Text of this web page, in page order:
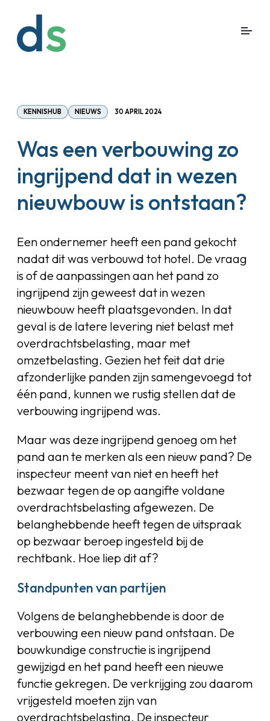
KENNISHUB NIEUWS 30 APRIL 2024
Was een verbouwing zo
ingrijpend dat in wezen
nieuwbouw is ontstaan?
Een ondernemer heeft een pand gekocht
nadat dit was verbouwd tot hotel. De vraag
is of de aanpassingen aan het pand zo
ingrijpend zijn geweest dat in wezen
nieuwbouw heeft plaatsgevonden. In dat
geval is de latere levering niet belast met
overdrachtsbelasting, maar met
omzetbelasting. Gezien het feit dat drie
afzonderlijke panden zijn samengevoegd tot
één pand, kunnen we rustig stellen dat de
verbouwing ingrijpend was.
Maar was deze ingrijpend genoeg om het
pand aan te merken als een nieuw pand? De
inspecteur meent van niet en heeft het
bezwaar tegen de op aangifte voldane
overdrachtsbelasting afgewezen. De
belanghebbende heeft tegen de uitspraak
op bezwaar beroep ingesteld bij de
rechtbank. Hoe liep dit af?
Standpunten van partijen
Volgens de belanghebbende is door de
verbouwing een nieuw pand ontstaan. De
bouwkundige constructie is ingrijpend
gewijzigd en het pand heeft een nieuwe
functie gekregen. De verkrijging zou daarom
vrijgesteld moeten zijn van
overdrachtsbelasting. De inspecteur